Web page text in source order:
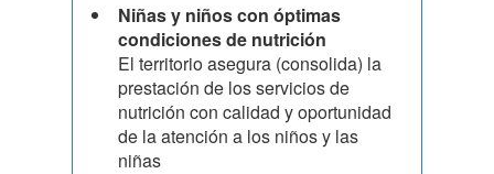
Niñas y niños con óptimas
condiciones de nutrición
El territorio asegura (consolida) la
prestación de los servicios de
nutrición con calidad y oportunidad
de la atención a los niños y las
niñas